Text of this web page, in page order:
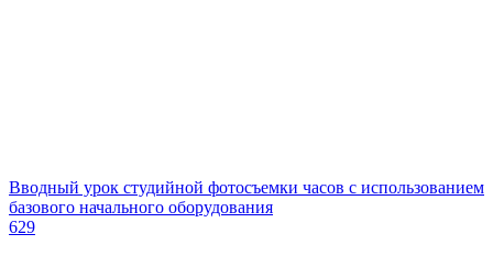
Вводный урок студийной фотосъемки часов с использованием
базового начального оборудования
629